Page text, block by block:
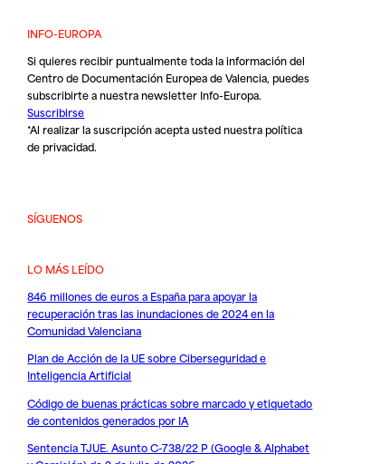
INFO-EUROPA
Si quieres recibir puntualmente toda la información del
Centro de Documentación Europea de Valencia, puedes
subscribirte a nuestra newsletter Info-Europa.
Suscribirse
*Al realizar la suscripción acepta usted nuestrapolítica
de privacidad.
SÍGUENOS
LO MÁS LEÍDO
846 millones de euros a España para apoyar la
recuperación tras las inundaciones de 2024 en la
Comunidad Valenciana
Plan de Acción de la UE sobre Ciberseguridad e
Inteligencia Artificial
Código de buenas prácticas sobre marcado y etiquetado
de contenidos generados por IA
Sentencia TJUE. Asunto C-738/22 P (Google & Alphabet